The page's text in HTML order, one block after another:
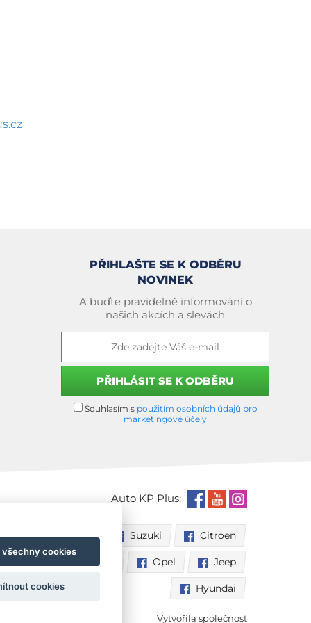
PŘIHLAŠTE SE K ODBĚRU
NOVINEK
A buďte pravidelně informování o
našich akcích a slevách
Souhlasím s použitím osobních údajů pro
marketingové účely
Auto KP Plus:
Nissan Suzuki Citroen
Toyota Opel Jeep
Hyundai
Vytvořila společnost
všechny cookies
cookies